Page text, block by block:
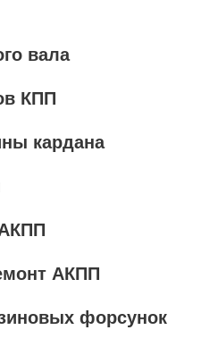
вала
КПП
кардана
АКПП
форсунок